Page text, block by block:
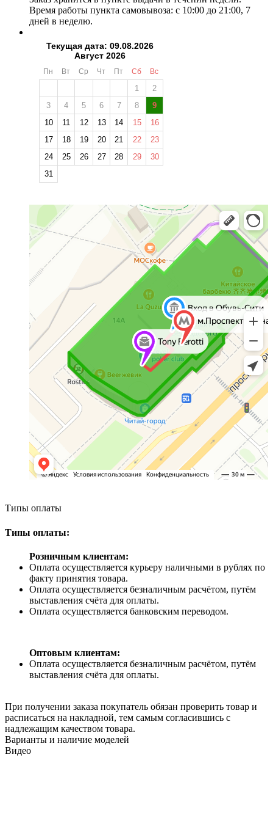
Время работы пункта самовывоза: с 10:00 до 21:00, 7
дней в неделю.
Текущая дата: 09.08.2026
Август 2026
Пн Вт Ср Чт Пт Сб Вс
1
2
3
4 5 6 7 8
9
10
11 12 13 14 15
16
17
18 19 20 21 22
23
24
25 26 27 28 29
30
31
Типы оплаты
Типы оплаты:
Розничным клиентам:
Оплата осуществляется курьеру наличными в рублях по
факту принятия товара.
Оплата осуществляется безналичным расчётом, путём
выставления счёта для оплаты.
Оплата осуществляется банковским переводом.
Оптовым клиентам:
Оплата осуществляется безналичным расчётом, путём
выставления счёта для оплаты.
При получении заказа покупатель обязан проверить товар и
расписаться на накладной, тем самым согласившись с
надлежащим качеством товара.
Варианты и наличие моделей
Видео